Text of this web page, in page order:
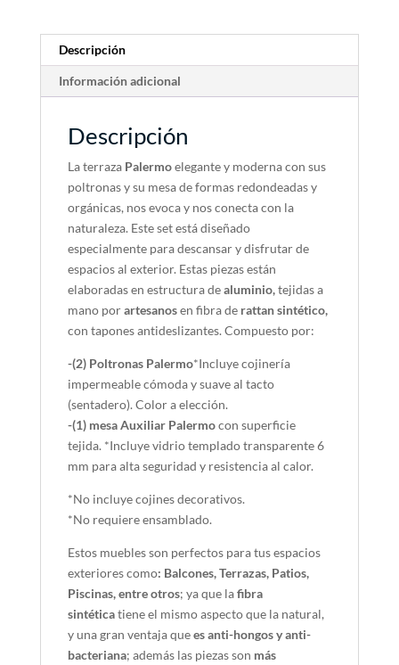
i
v
Descripción
Información adicional
Descripción
La terraza Palermoelegante y moderna con sus
poltronas y su mesa de formas redondeadas y
orgánicas, nos evoca y nos conecta con la
naturaleza. Este set está diseñado
especialmente para descansar y disfrutar de
espacios al exterior. Estas piezas están
elaboradas en estructura dealuminio,tejidas a
mano porartesanosen fibra derattan sintético,
con tapones antideslizantes. Compuesto por:
-(2) Poltronas Palermo*Incluye cojinería
impermeable cómoda y suave al tacto
(sentadero). Color a elección.
-(1) mesa Auxiliar Palermocon superficie
tejida. *Incluye vidrio templado transparente 6
mm para alta seguridad y resistencia al calor.
*No incluye cojines decorativos.
*No requiere ensamblado.
Estos muebles son perfectos para tus espacios
exteriores como: Balcones, Terrazas, Patios,
Piscinas, entre otros; ya que lafibra
sintéticatiene el mismo aspecto que la natural,
y una gran ventaja quees anti-hongos y anti-
bacteriana; además las piezas son más